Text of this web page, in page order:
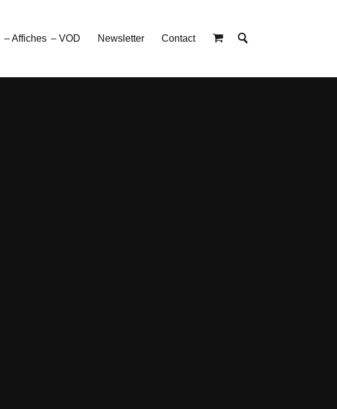
– Affiches – VOD Newsletter Contact